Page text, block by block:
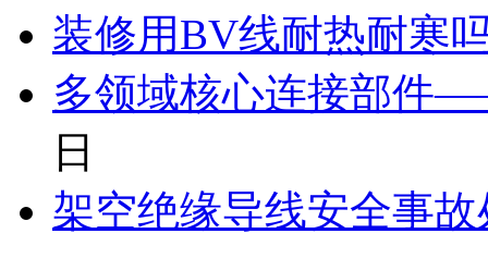
装修用BV线耐热耐寒
多领域核心连接部件
日
架空绝缘导线安全事